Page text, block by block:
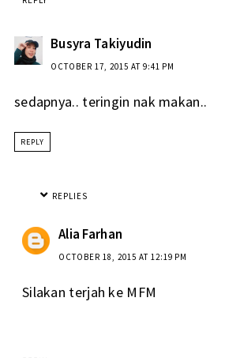
Busyra Takiyudin
OCTOBER 17, 2015 AT 9:41 PM
sedapnya.. teringin nak makan..
REPLY
REPLIES
Alia Farhan
OCTOBER 18, 2015 AT 12:19 PM
Silakan terjah ke MFM